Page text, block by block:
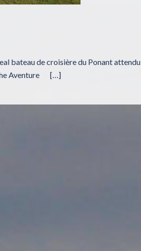
bateau de croisière du Ponant attendu
Aventure […]